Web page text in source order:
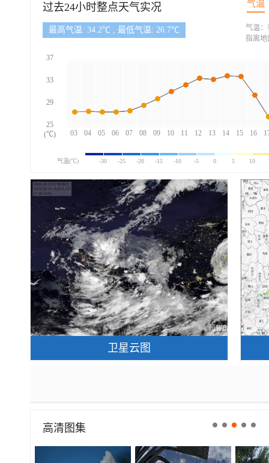
过去24小时整点天气实况 气温
最高气温: 34.2℃ , 最低气温: 26.7℃
03 04 05 06 07 08 09 10 11 12 13 14 15 16
37
33
29
25
(℃)
气温：
指离地
气温(℃) -30 -25 -20 -15 -10 -5 0 5 10
卫星云图
高清图集